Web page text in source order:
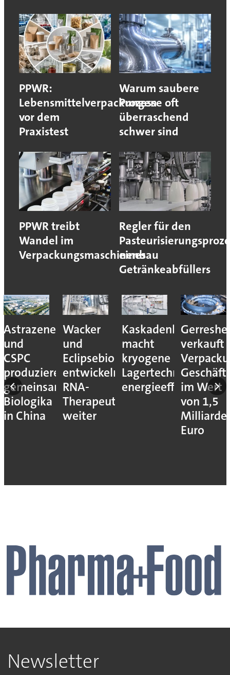
PPWR:
Lebensmittelverpackungen
vor dem
Praxistest
Warum saubere
Prozesse oft
überraschend
schwer sind
PPWR treibt
Wandel im
Verpackungsmaschinenbau
Regler für den
eines
Getränkeabfüllers
Astrazeneca
und
CSPC
produzieren
gemeinsam
Biologika
in China
Wacker
und
Eclipsebio
entwickeln
RNA-
Therapeutika
weiter
Kaskadenkonzept
macht
kryogene
Lagertechnik
energieeffizienter
verkauft
im Wert
von 1,5
Euro
Newsletter